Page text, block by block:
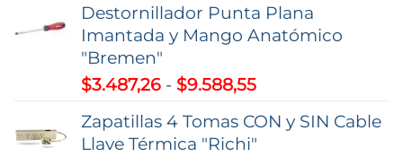
Destornillador Punta Plana
Imantada y Mango Anatómico
"Bremen"
$3.487,26 - $9.588,55Rango
precios:
Zapatillas 4 Tomas CON y SIN Cable
Llave Térmica "Richi"